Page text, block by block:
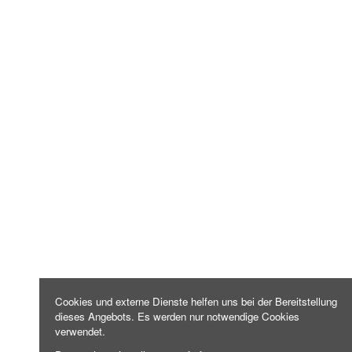
Cookies und externe Dienste helfen uns bei der Bereitstellung
dieses Angebots. Es werden nur notwendige Cookies
verwendet.